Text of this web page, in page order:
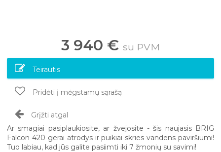
3 940 € su PVM
Teirautis
Pridėti į mėgstamų sąrašą
Grįžti atgal
Ar smagiai pasiplaukiosite, ar žvejosite - šis naujasis BRIG
Falcon 420 gerai atrodys ir puikiai skries vandens paviršiumi!
Tuo labiau, kad jūs galite pasiimti iki 7 žmonių su savimi!